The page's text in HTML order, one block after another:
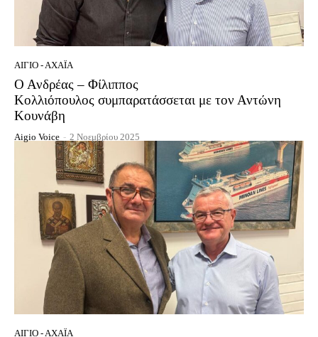
ΑΊΓΙΟ - ΑΧΑΪ́Α
Ο Ανδρέας – Φίλιππος
Κολλιόπουλος συμπαρατάσσεται με τον Αντώνη
Κουνάβη
Aigio Voice - 2 Νοεμβρίου 2025
ΑΊΓΙΟ - ΑΧΑΪ́Α